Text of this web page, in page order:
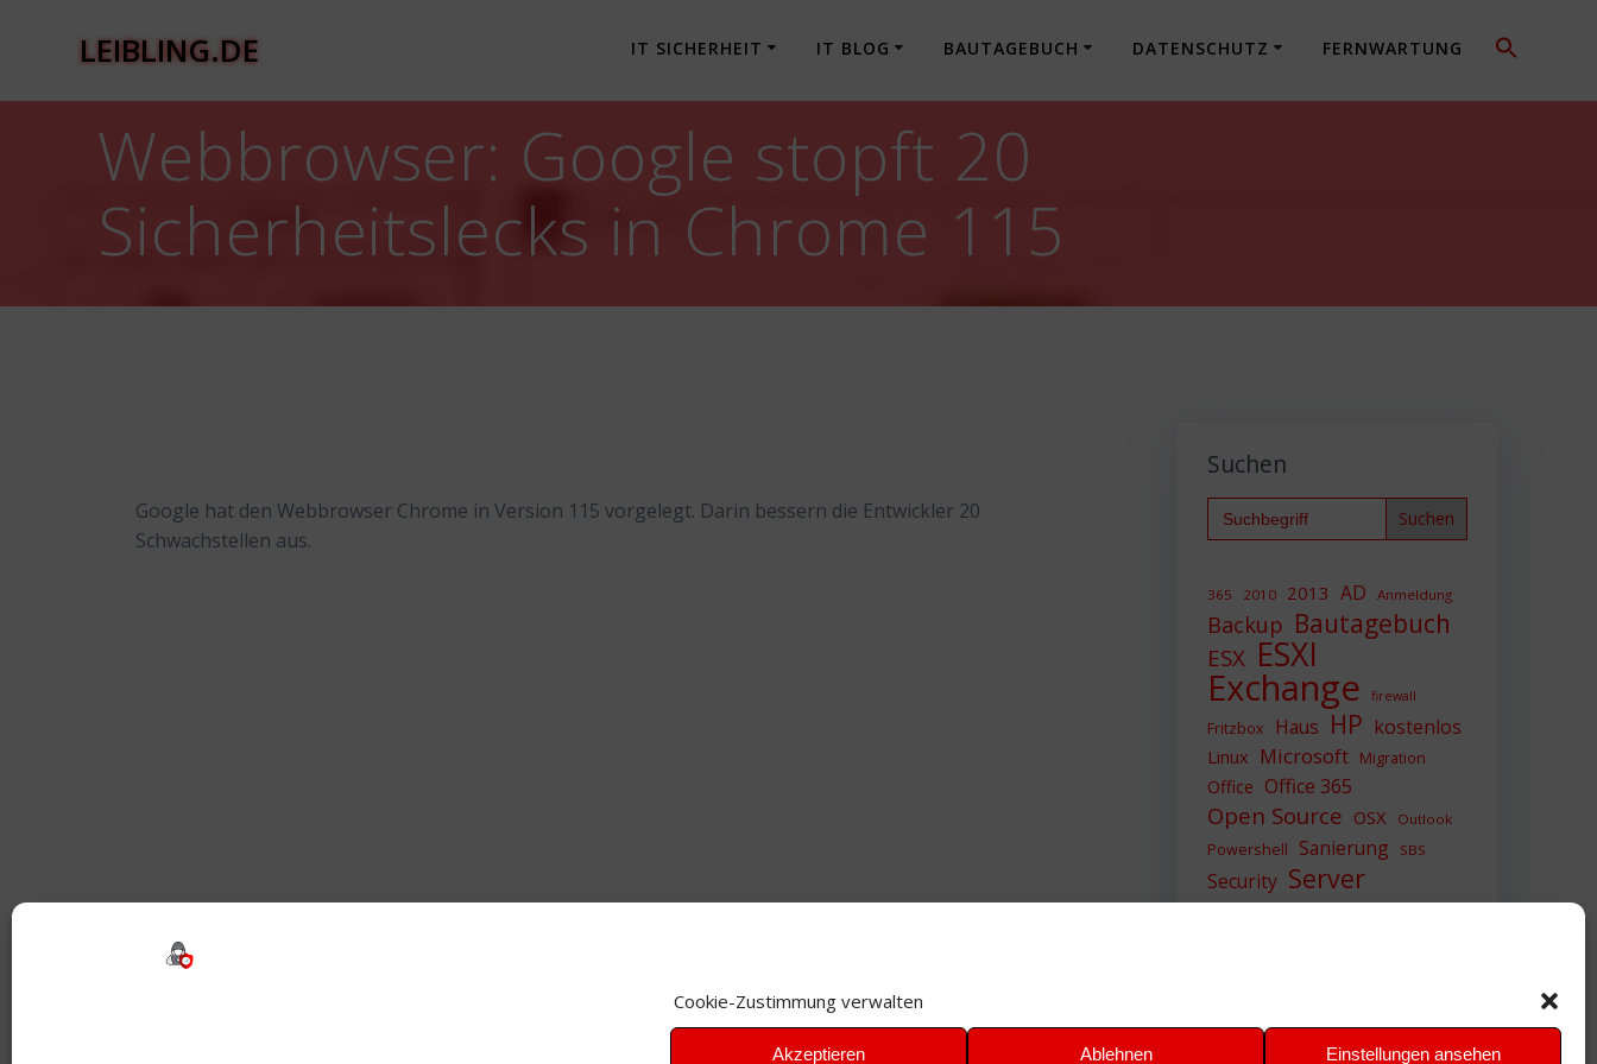
Cookie-Zustimmung verwalten
Akzeptieren Ablehnen Einstellungen ansehen
LEIBLING.DE IT SICHERHEIT IT BLOG BAUTAGEBUCH DATENSCHUTZ FERNWARTUNG
Webbrowser: Google stopft 20
Sicherheitslecks in Chrome 115
Google hat den Webbrowser Chrome in Version 115 vorgelegt. Darin bessern die Entwickler 20
Schwachstellen aus.
Suchen
Search
for:
365 2010 2013 AD Anmeldung
Backup Bautagebuch
ESX ESXI
Exchange firewall
Fritzbox Haus HP kostenlos
Linux Microsoft Migration
Office Office 365
Open Source OSX Outlook
Powershell Sanierung SBS
Security Server
Sicherheit SIEM
VMWare VPN WAZUH